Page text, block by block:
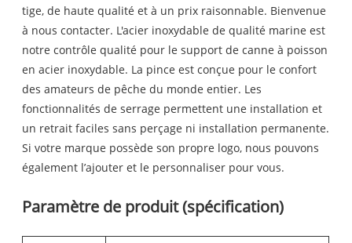
tige, de haute qualité et à un prix raisonnable. Bienvenue
à nous contacter. L'acier inoxydable de qualité marine est
notre contrôle qualité pour le support de canne à poisson
en acier inoxydable. La pince est conçue pour le confort
des amateurs de pêche du monde entier. Les
fonctionnalités de serrage permettent une installation et
un retrait faciles sans perçage ni installation permanente.
Si votre marque possède son propre logo, nous pouvons
également l’ajouter et le personnaliser pour vous.
Paramètre de produit (spécification)